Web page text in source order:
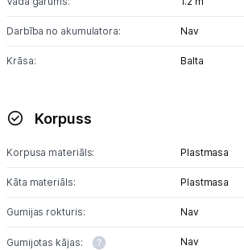
Skaistumkopšana
Ražotāju atjaunota tehnika
Darbība no akumulatora: Nav
Krāsa: Balta
Korpuss
Korpusa materiāls: Plastmasa
Kāta materiāls: Plastmasa
Gumijas rokturis: Nav
Gumijotas kājas: Nav